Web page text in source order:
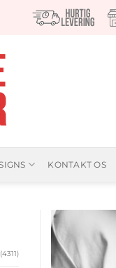
KONTAKT OS
(4311)